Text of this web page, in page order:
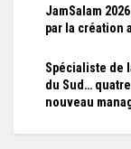
JamSalam
par la création
Spécialiste de
du Sud…
nouveau